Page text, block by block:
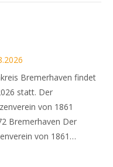
Bremerhaven findet
statt. Der
von 1861
Bremerhaven Der
von 1861…